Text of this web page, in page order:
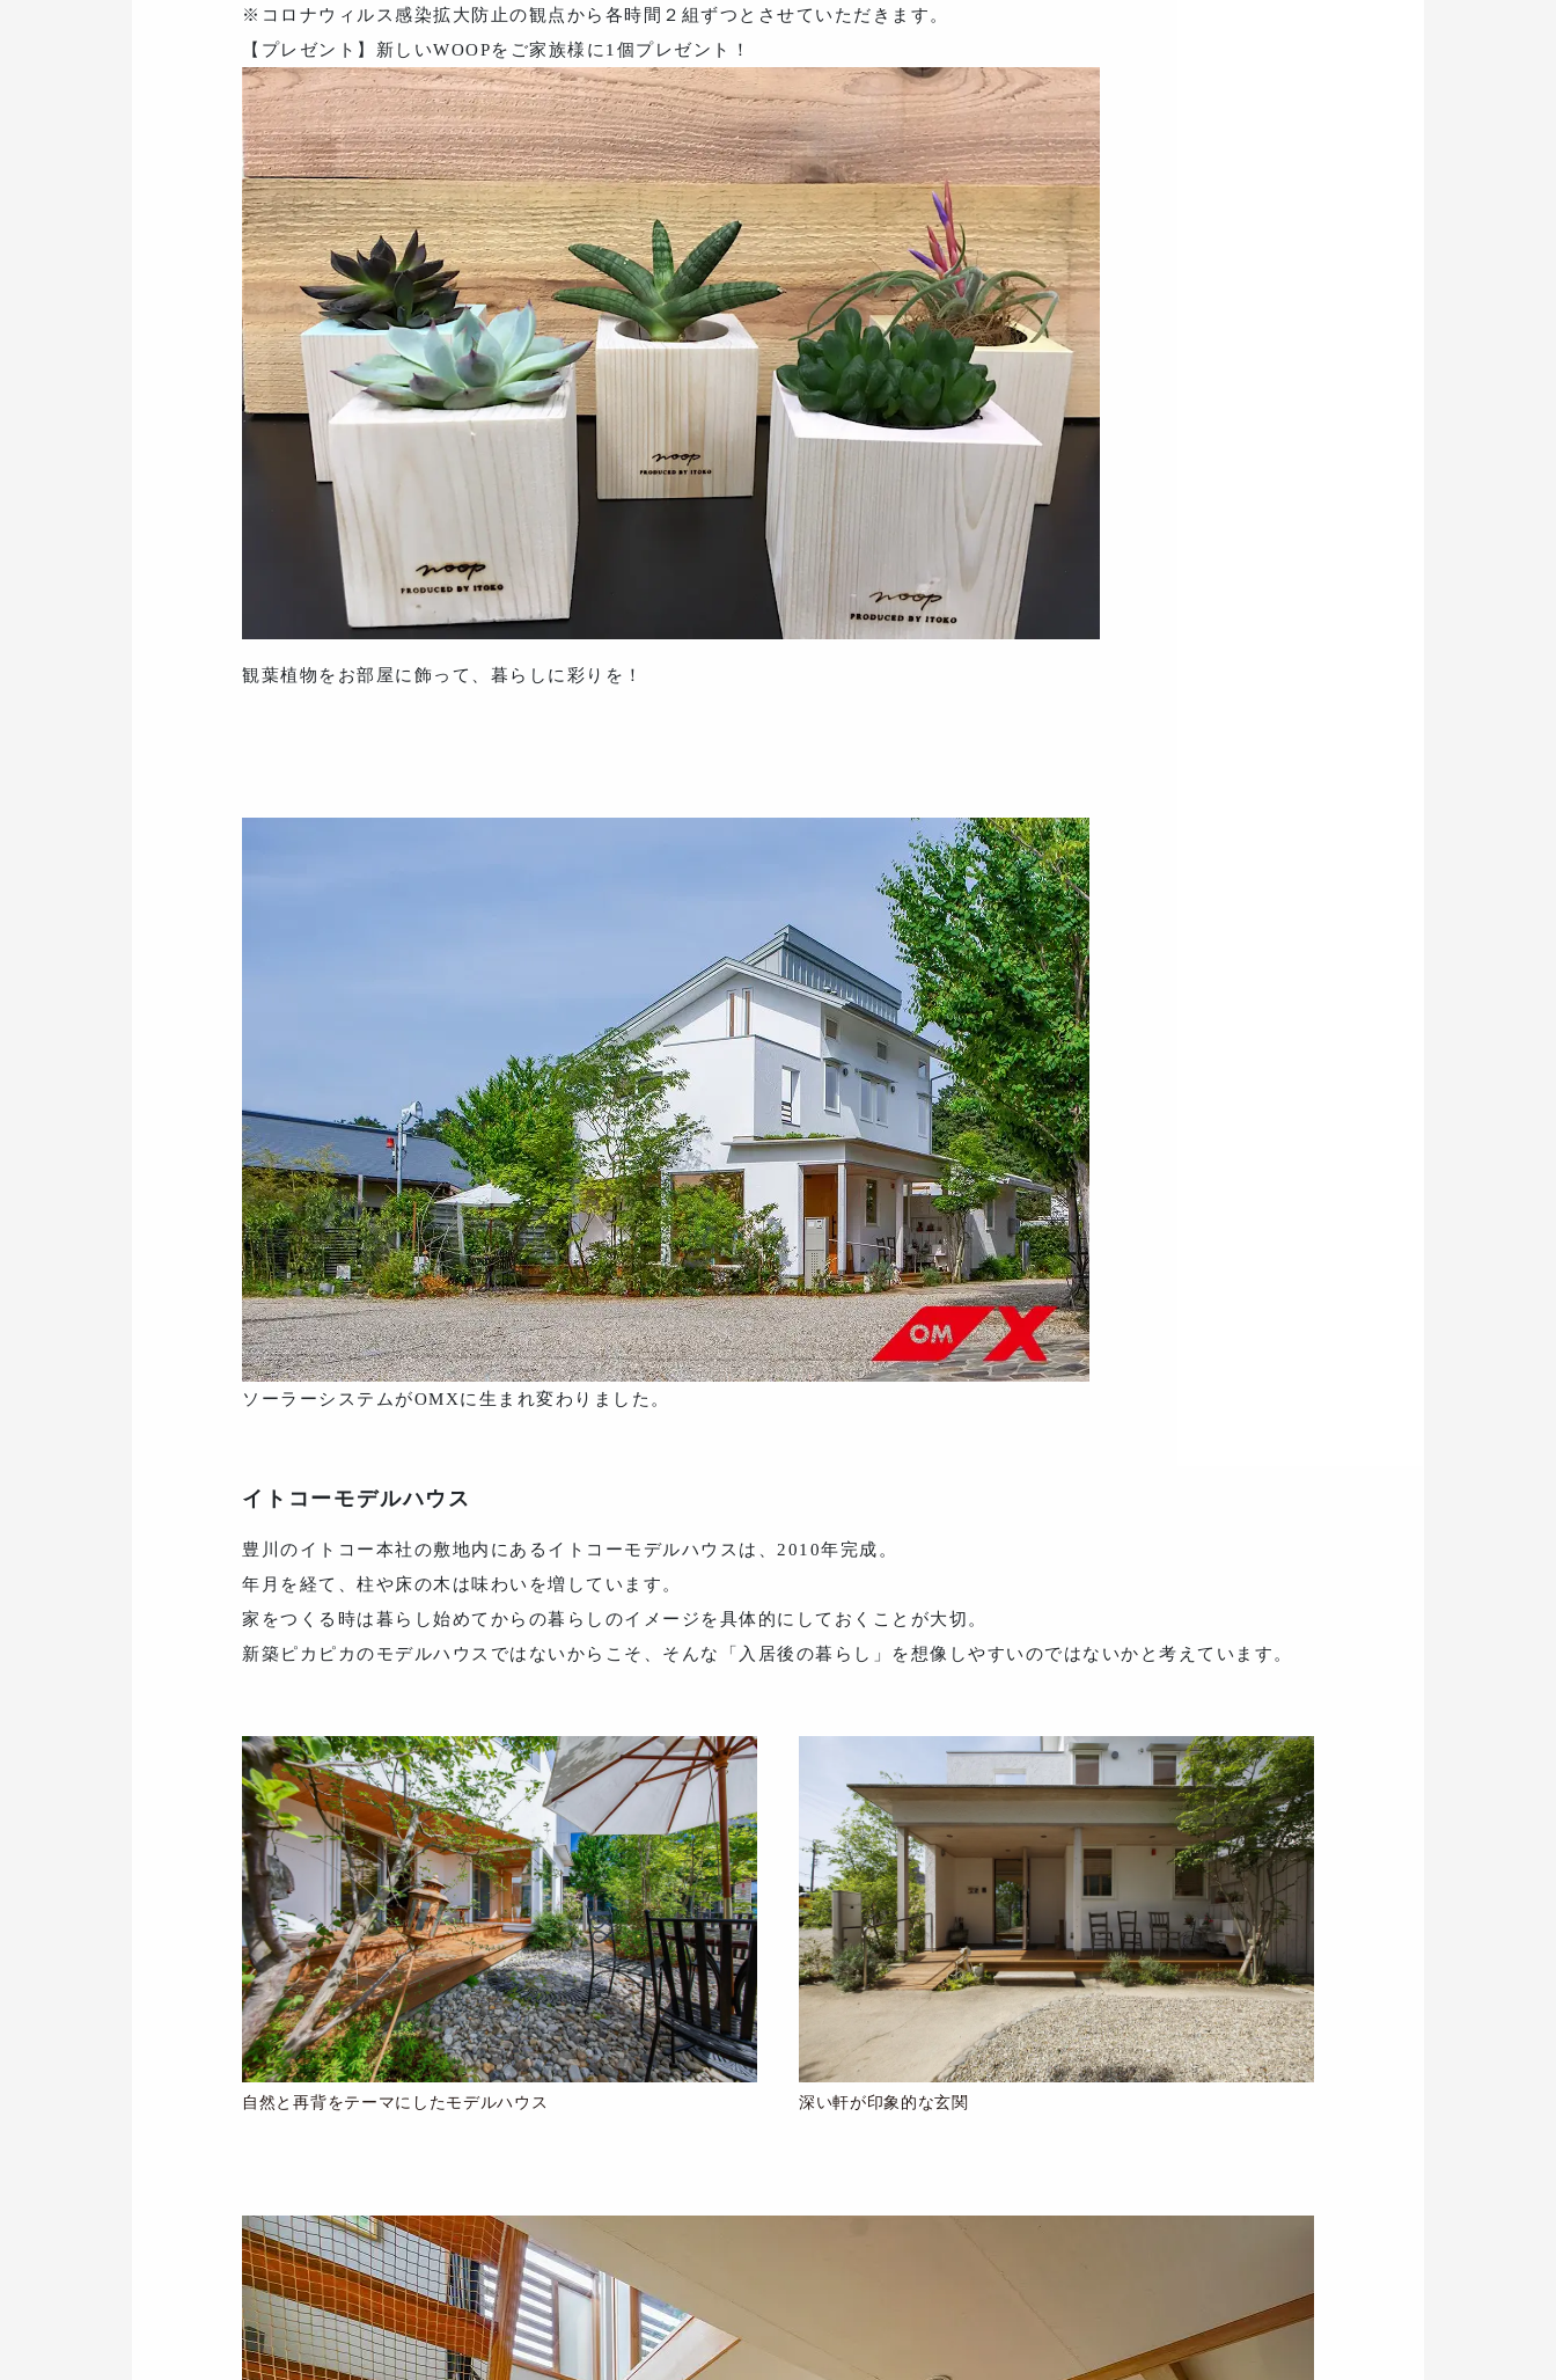
※コロナウィルス感染拡大防止の観点から各時間２組ずつとさせていただきます。
【プレゼント】新しいWOOPをご家族様に1個プレゼント！
観葉植物をお部屋に飾って、暮らしに彩りを！
ソーラーシステムがOMXに生まれ変わりました。
イトコーモデルハウス
豊川のイトコー本社の敷地内にあるイトコーモデルハウスは、2010年完成。
年月を経て、柱や床の木は味わいを増しています。
家をつくる時は暮らし始めてからの暮らしのイメージを具体的にしておくことが大切。
新築ピカピカのモデルハウスではないからこそ、そんな「入居後の暮らし」を想像しやすいのではないかと考えています。
自然と再背をテーマにしたモデルハウス 深い軒が印象的な玄関